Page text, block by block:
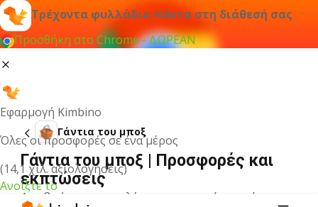
Τρέχοντα φυλλάδια πάντα στη διάθεσή σας
Προσθήκη στο Chrome - ΔΩΡΕΑΝ
Εφαρμογή Kimbino
Όλες οι προσφορές σε ένα μέρος
(14,1 χιλ. αξιολογήσεις)
Ανοίξτε το
Γάντια του μποξ
Γάντια του μποξ | Προσφορές και
εκπτώσεις
Δεν βρήκαμε αποτελέσματα για αυτόν τον όρο.